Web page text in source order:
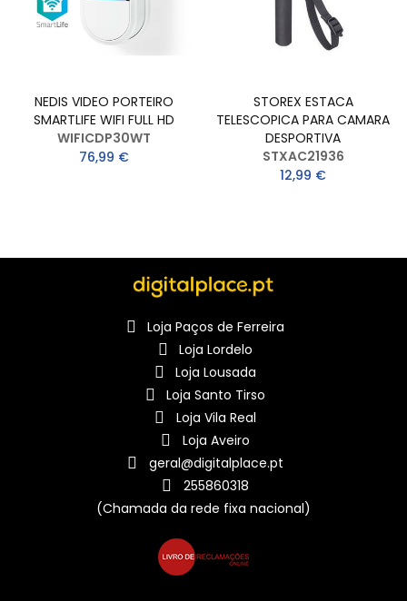
NEDIS VIDEO PORTEIRO
SMARTLIFE WIFI FULL HD
WIFICDP30WT
76,99 €
STOREX ESTACA
TELESCOPICA PARA CAMARA
DESPORTIVA
STXAC21936
12,99 €
Loja Paços de Ferreira
Loja Lordelo
Loja Lousada
Loja Santo Tirso
Loja Vila Real
Loja Aveiro
geral@digitalplace.pt
255860318
(Chamada da rede fixa nacional)